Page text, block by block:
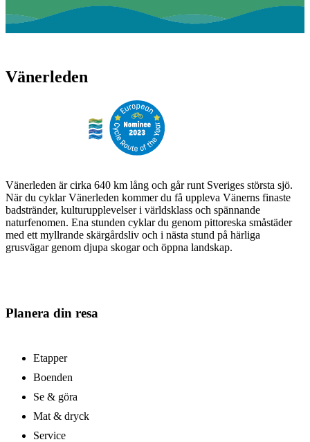
Vänerleden
Vänerleden är cirka 640 km lång och går runt Sveriges största sjö.
När du cyklar Vänerleden kommer du få uppleva Vänerns finaste
badstränder, kulturupplevelser i världsklass och spännande
naturfenomen. Ena stunden cyklar du genom pittoreska småstäder
med ett myllrande skärgårdsliv och i nästa stund på härliga
grusvägar genom djupa skogar och öppna landskap.
Planera din resa
Etapper
Boenden
Se & göra
Mat & dryck
Service